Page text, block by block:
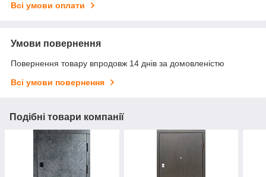
Всі умови оплати
Умови повернення
Повернення товару впродовж 14 днів за домовленістю
Всі умови повернення
Подібні товари компанії